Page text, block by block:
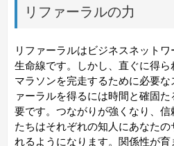
リファーラルの力
リファーラルはビジネスネット
生命線です。しかし、直ぐに得ら
マラソンを完走するために必要
ァーラルを得るには時間と確固
要です。つながりが強くなり、
たちはそれぞれの知人にあなた
れるようになります。関係性が